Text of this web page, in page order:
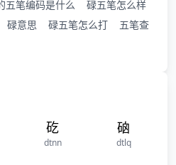
五笔编码是什么
碌五笔怎么样
碌意思 碌五笔怎么打
五笔查
矻
dtnn
硇
dtlq